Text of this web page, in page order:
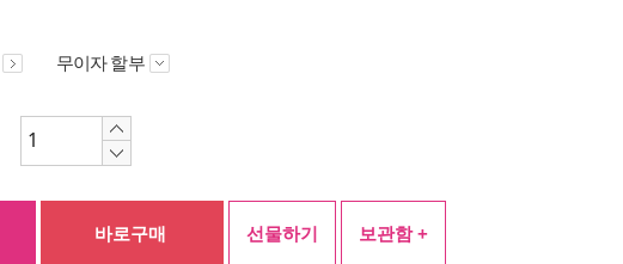
무이자 할부
바로구매 선물하기 보관함 +